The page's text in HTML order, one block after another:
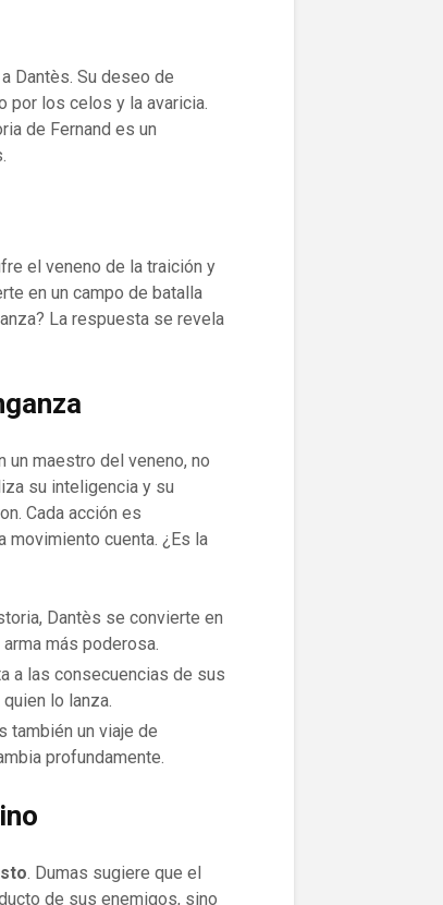
Dantès. Su deseo de
por los celos y la avaricia.
de Fernand es un
el veneno de la traición y
en un campo de batalla
La respuesta se revela
maestro del veneno, no
su inteligencia y su
Cada acción es
movimiento cuenta. ¿Es la
Dantès se convierte en
más poderosa.
a las consecuencias de sus
lo lanza.
también un viaje de
profundamente.
. Dumas sugiere que el
de sus enemigos, sino